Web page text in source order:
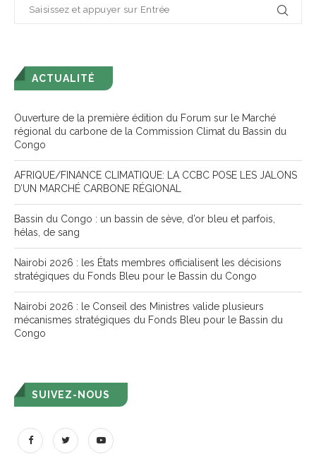
ACTUALITÉ
Ouverture de la première édition du Forum sur le Marché
régional du carbone de la Commission Climat du Bassin du
Congo
AFRIQUE/FINANCE CLIMATIQUE: LA CCBC POSE LES JALONS
D’UN MARCHÉ CARBONE RÉGIONAL
Bassin du Congo : un bassin de sève, d’or bleu et parfois,
hélas, de sang
Nairobi 2026 : les États membres officialisent les décisions
stratégiques du Fonds Bleu pour le Bassin du Congo
Nairobi 2026 : le Conseil des Ministres valide plusieurs
mécanismes stratégiques du Fonds Bleu pour le Bassin du
Congo
SUIVEZ-NOUS